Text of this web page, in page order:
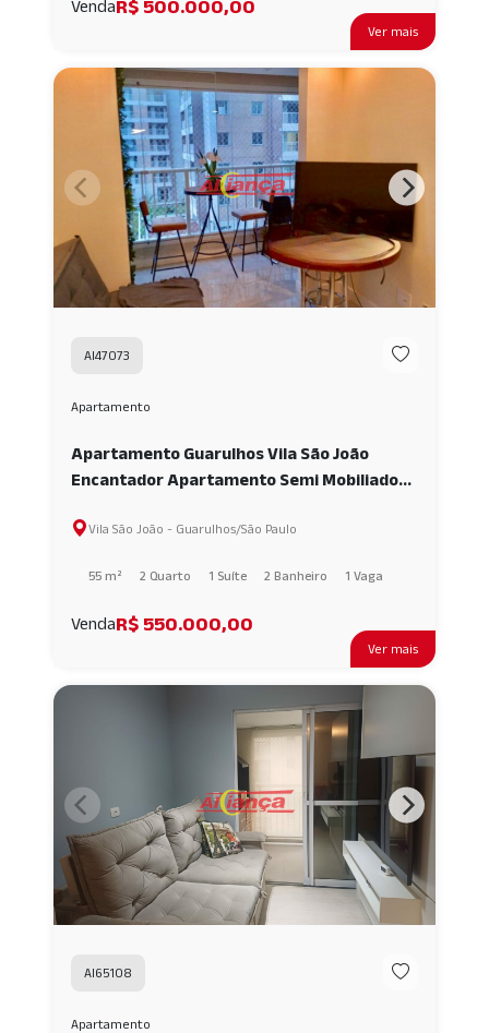
Ver mais
VendaR$ 500.000,00
Ver mais
AI47073
Apartamento
Apartamento Guarulhos Vila São João
Encantador Apartamento Semi Mobiliado
em Guarulhos AI47073
Vila São João - Guarulhos/São Paulo
55 m² 2 Quarto 1 Suíte 2 Banheiro 1 Vaga
VendaR$ 550.000,00
AI65108
Apartamento